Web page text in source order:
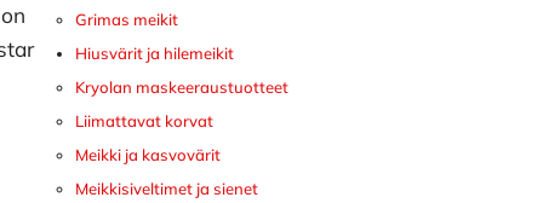
Grimas meikit
Hiusvärit ja hilemeikit
Kryolan maskeeraustuotteet
Liimattavat korvat
Meikki ja kasvovärit
Meikkisiveltimet ja sienet